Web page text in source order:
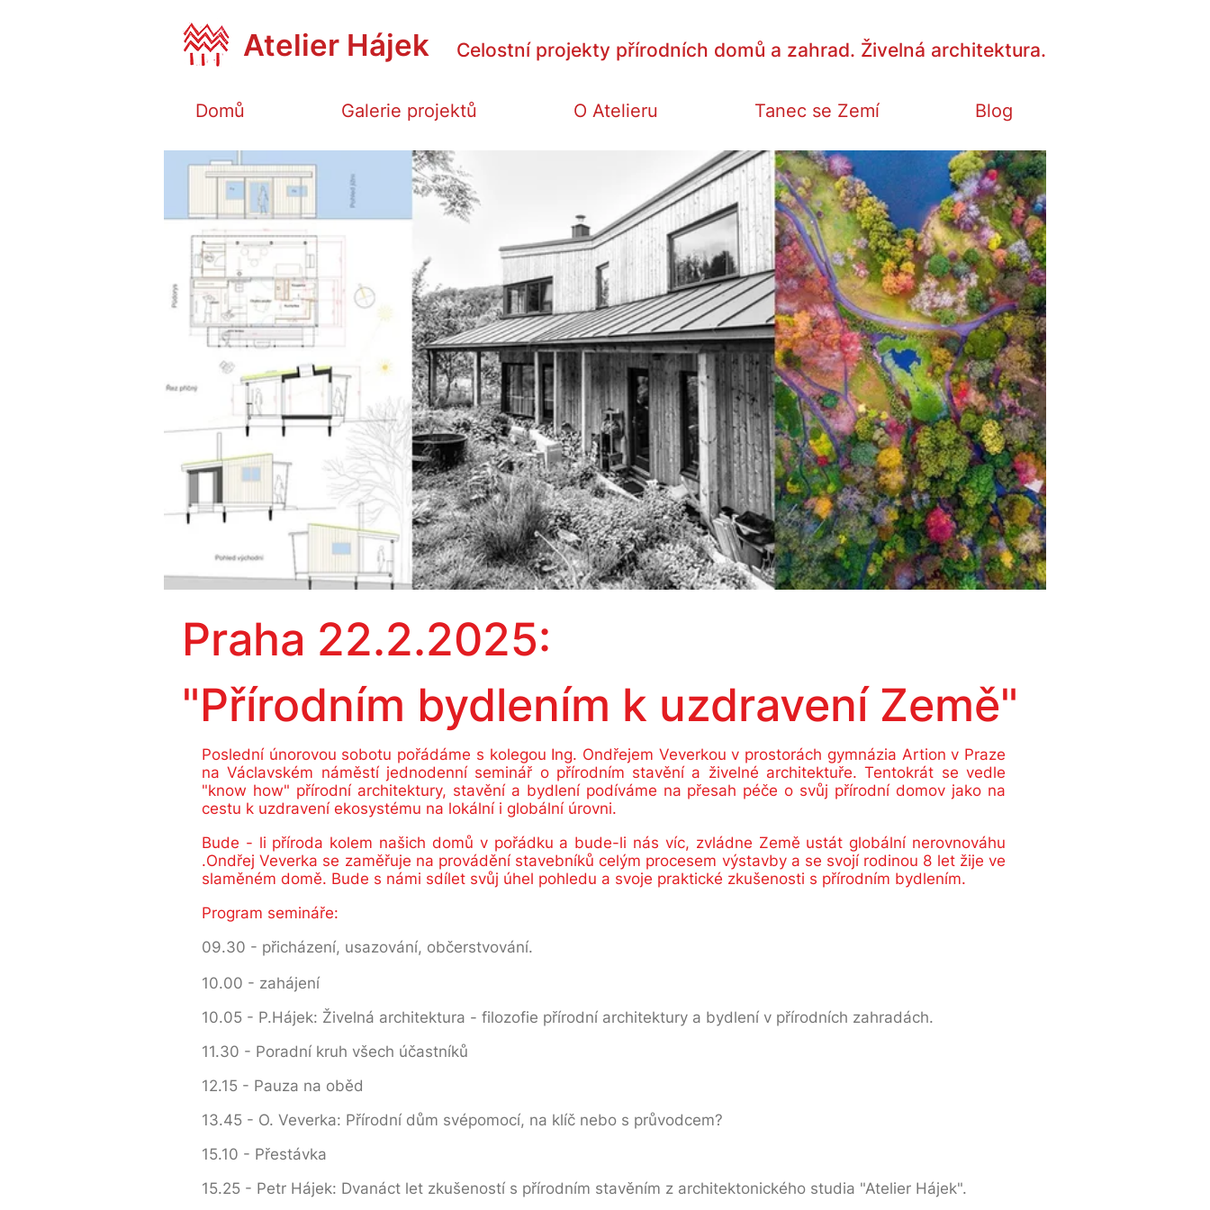
Atelier Hájek Celostní projekty přírodních domů a zahrad. Živelná architektura.
Domů Galerie projektů O Atelieru Tanec se Zemí Blog
Praha ​22.2.2025:
"Přírodním bydlením k uzdravení Země"
Poslední únorovou sobotu pořádáme s kolegou Ing. Ondřejem Veverkou v prostorách gymnázia Artion v Praze
na Václavském náměstí jednodenní seminář o přírodním stavění a živelné architektuře. Tentokrát se vedle
"know how" přírodní architektury, stavění a bydlení podíváme na přesah péče o svůj přírodní domov jako na
cestu k uzdravení ekosystému na lokální i globální úrovni.
Bude - li příroda kolem našich domů v pořádku a bude-li nás víc, zvládne Země ustát globální nerovnováhu
.Ondřej Veverka se zaměřuje na provádění stavebníků celým procesem výstavby a se svojí rodinou 8 let žije ve
slaměném domě. Bude s námi sdílet svůj úhel pohledu a svoje praktické zkušenosti s přírodním bydlením.
Program semináře:
09.30 - přicházení, usazování, občerstvování.
10.00 - zahájení
10.05 - P.Hájek: Živelná architektura - filozofie přírodní architektury a bydlení v přírodních zahradách.
11.30 - Poradní kruh všech účastníků
12.15 - Pauza na oběd
13.45 - O. Veverka: Přírodní dům svépomocí, na klíč nebo s průvodcem?
15.10 - Přestávka
15.25 - Petr Hájek: Dvanáct let zkušeností s přírodním stavěním z architektonického studia "Atelier Hájek".